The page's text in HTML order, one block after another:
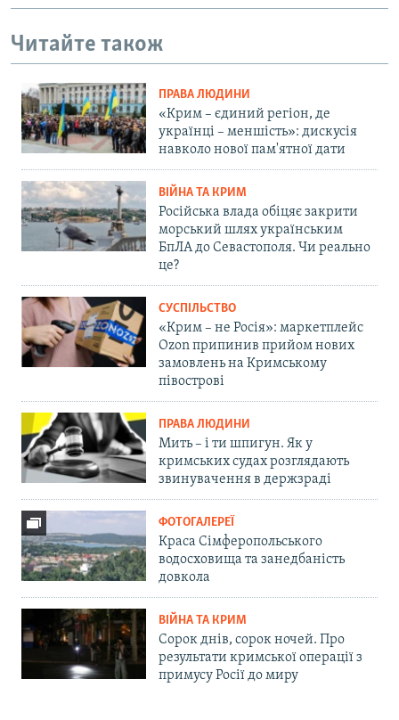
Читайте також
ПРАВА ЛЮДИНИ
«Крим – єдиний регіон, де
українці – меншість»: дискусія
навколо нової пам'ятної дати
ВІЙНА ТА КРИМ
Російська влада обіцяє закрити
морський шлях українським
БпЛА до Севастополя. Чи реально
це?
СУСПІЛЬСТВО
«Крим – не Росія»: маркетплейс
Ozon припинив прийом нових
замовлень на Кримському
півострові
ПРАВА ЛЮДИНИ
Мить – і ти шпигун. Як у
кримських судах розглядають
звинувачення в держзраді
ФОТОГАЛЕРЕЇ
Краса Сімферопольського
водосховища та занедбаність
довкола
ВІЙНА ТА КРИМ
Сорок днів, сорок ночей. Про
результати кримської операції з
примусу Росії до миру